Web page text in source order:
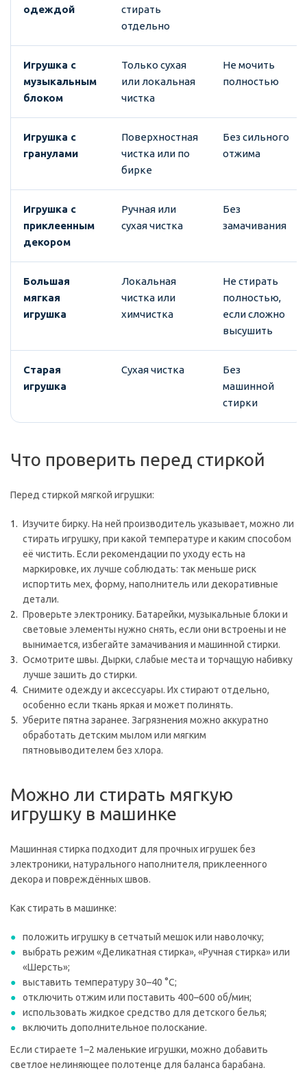
одеждой
стирать
отдельно
Игрушка с
музыкальным
блоком
Только сухая
или локальная
чистка
Не мочить
полностью
Игрушка с
гранулами
Поверхностная
чистка или по
бирке
Без сильного
отжима
Игрушка с
приклеенным
декором
Ручная или
сухая чистка
Без
замачивания
Большая
мягкая
игрушка
Локальная
чистка или
химчистка
Не стирать
полностью,
если сложно
высушить
Старая
игрушка
Сухая чистка
Без
машинной
стирки
Что проверить перед стиркой
Перед стиркой мягкой игрушки:
Изучите бирку. На ней производитель указывает, можно ли
стирать игрушку, при какой температуре и каким способом
её чистить. Если рекомендации по уходу есть на
маркировке, их лучше соблюдать: так меньше риск
испортить мех, форму, наполнитель или декоративные
детали.
Проверьте электронику. Батарейки, музыкальные блоки и
световые элементы нужно снять, если они встроены и не
вынимается, избегайте замачивания и машинной стирки.
Осмотрите швы. Дырки, слабые места и торчащую набивку
лучше зашить до стирки.
Снимите одежду и аксессуары. Их стирают отдельно,
особенно если ткань яркая и может полинять.
Уберите пятна заранее. Загрязнения можно аккуратно
обработать детским мылом или мягким
пятновыводителем без хлора.
Можно ли стирать мягкую
игрушку в машинке
Машинная стирка подходит для прочных игрушек без
электроники, натурального наполнителя, приклеенного
декора и повреждённых швов.
Как стирать в машинке:
положить игрушку в сетчатый мешок или наволочку;
выбрать режим «Деликатная стирка», «Ручная стирка» или
«Шерсть»;
выставить температуру 30–40 °C;
отключить отжим или поставить 400–600 об/мин;
использовать жидкое средство для детского белья;
включить дополнительное полоскание.
Если стираете 1–2 маленькие игрушки, можно добавить
светлое нелиняющее полотенце для баланса барабана.